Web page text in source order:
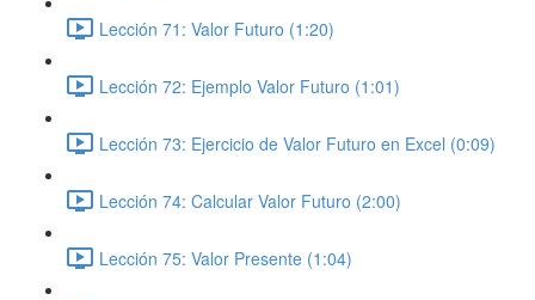
Lección 71: Valor Futuro (1:20)
Lección 72: Ejemplo Valor Futuro (1:01)
Lección 73: Ejercicio de Valor Futuro en Excel (0:09)
Lección 74: Calcular Valor Futuro (2:00)
Lección 75: Valor Presente (1:04)